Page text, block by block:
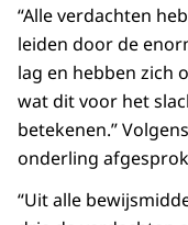
“Alle verdachten
leiden door de
lag en hebben zich
wat dit voor het
betekenen.”
onderling
“Uit alle